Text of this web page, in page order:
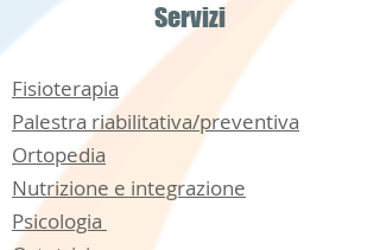
Servizi
Fisioterapia
Palestra riabilitativa/preventiva
Ortopedia
Nutrizione e integrazione
Psicologia